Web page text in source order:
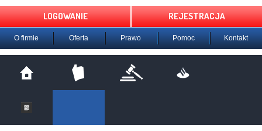
LOGOWANIE REJESTRACJA
O firmie Oferta Prawo Pomoc Kontakt